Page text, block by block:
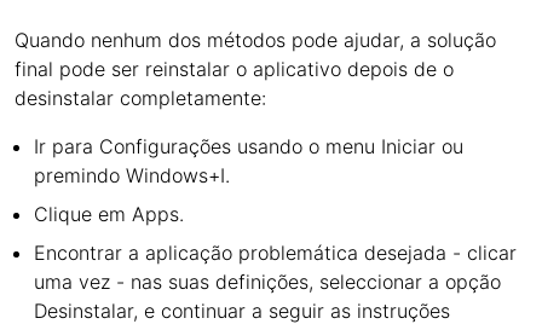
Quando nenhum dos métodos pode ajudar, a solução
final pode ser reinstalar o aplicativo depois de o
desinstalar completamente:
Ir para Configurações usando o menu Iniciar ou
premindo Windows+I.
Clique em Apps.
Encontrar a aplicação problemática desejada - clicar
uma vez - nas suas definições, seleccionar a opção
Desinstalar, e continuar a seguir as instruções